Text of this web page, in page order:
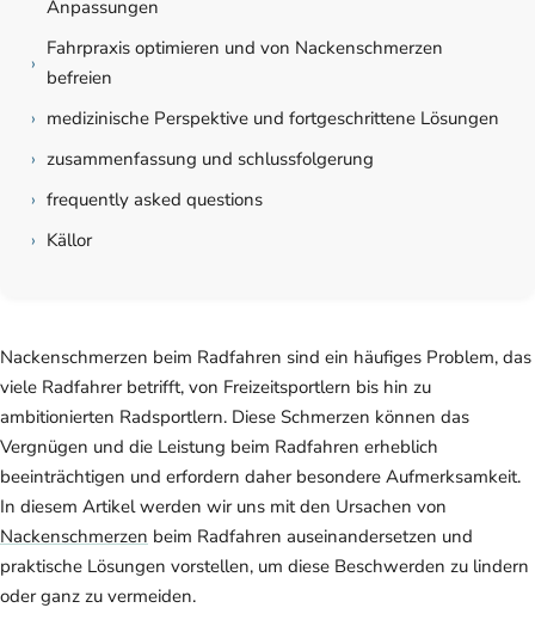
Anpassungen
›
Fahrpraxis optimieren und von Nackenschmerzen
befreien
› medizinische Perspektive und fortgeschrittene Lösungen
› zusammenfassung und schlussfolgerung
› frequently asked questions
› Källor
Nackenschmerzen beim Radfahren sind ein häufiges Problem, das
viele Radfahrer betrifft, von Freizeitsportlern bis hin zu
ambitionierten Radsportlern. Diese Schmerzen können das
Vergnügen und die Leistung beim Radfahren erheblich
beeinträchtigen und erfordern daher besondere Aufmerksamkeit.
In diesem Artikel werden wir uns mit den Ursachen von
Nackenschmerzen beim Radfahren auseinandersetzen und
praktische Lösungen vorstellen, um diese Beschwerden zu lindern
oder ganz zu vermeiden.